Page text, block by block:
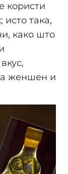
користи
исто така,
како што
женшен и